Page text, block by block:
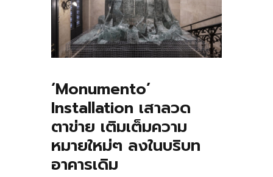
‘Monumento’
Installation เสาลวด
ตาข่าย เติมเต็มความ
หมายใหม่ๆ ลงในบริบท
อาคารเดิม